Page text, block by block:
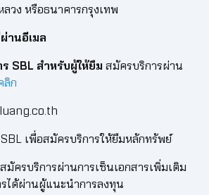
วง หรือธนาคารกรุงเทพ
านอีเมล
SBL สำหรับผู้ให้ยืมสมัครบริการผ่าน
ลิก
เพื่อสมัครบริการให้ยืมหลักทรัพย์
มัครบริการผ่านการเซ็นเอกสารเพิ่มเติม
ได้ผ่านผู้แนะนำการลงทุน